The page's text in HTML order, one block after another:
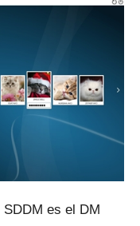
SDDM es el DM